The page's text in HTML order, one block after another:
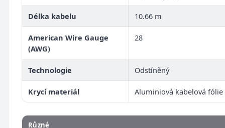
Délka kabelu 10.66 m
American Wire Gauge
(AWG)
28
Technologie Odstíněný
Krycí materiál Aluminiová kabelová fólie
Různé